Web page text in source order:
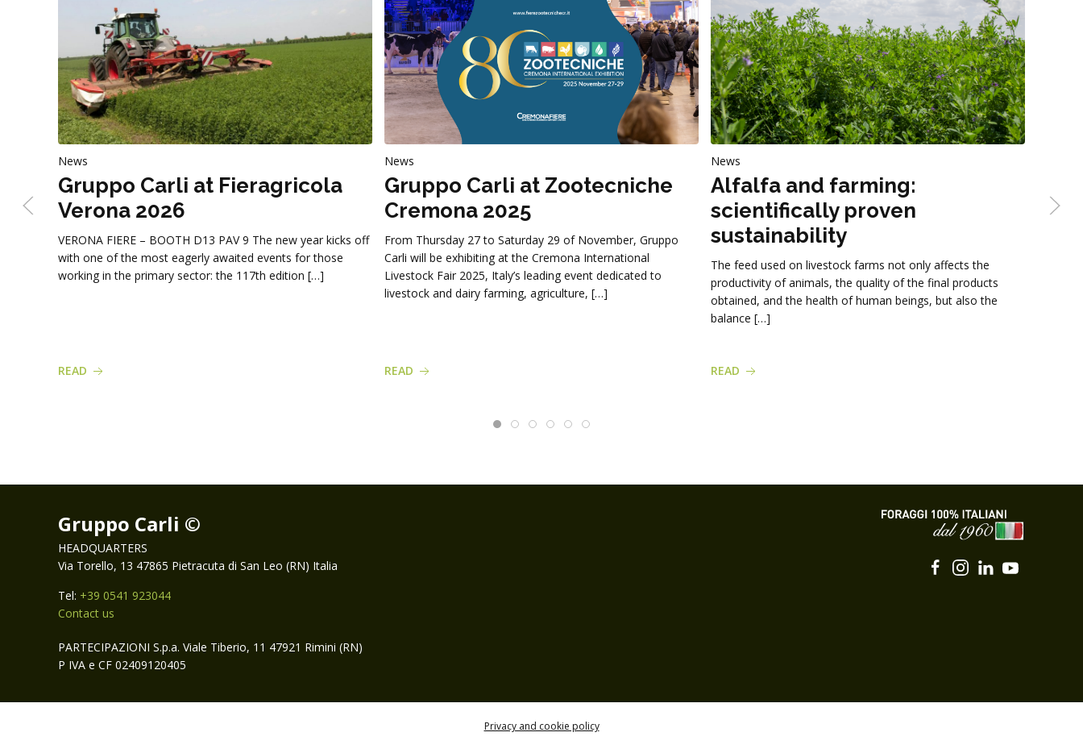
News
Gruppo Carli at Fieragricola
Verona 2026
VERONA FIERE – BOOTH D13 PAV 9 The new year kicks off
with one of the most eagerly awaited events for those
working in the primary sector: the 117th edition […]
READ
News
Gruppo Carli at Zootecniche
Cremona 2025
From Thursday 27 to Saturday 29 of November, Gruppo
Carli will be exhibiting at the Cremona International
Livestock Fair 2025, Italy’s leading event dedicated to
livestock and dairy farming, agriculture, […]
READ
News
Alfalfa and farming:
scientifically proven
sustainability
The feed used on livestock farms not only affects the
productivity of animals, the quality of the final products
obtained, and the health of human beings, but also the
balance […]
READ
Gruppo Carli ©
HEADQUARTERS
Via Torello, 13 47865 Pietracuta di San Leo (RN) Italia
Tel: +39 0541 923044
Contact us
PARTECIPAZIONI S.p.a. Viale Tiberio, 11 47921 Rimini (RN)
P IVA e CF 02409120405
Privacy and cookie policy